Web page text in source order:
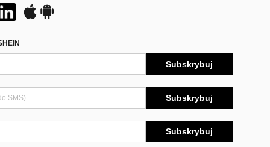
Subskrybuj
Subskrybuj
Subskrybuj